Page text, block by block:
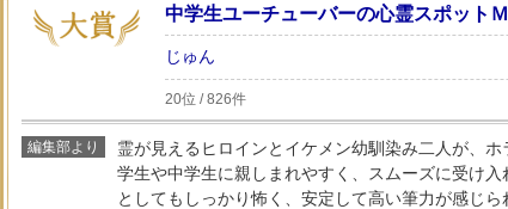
中学生ユーチューバーの心霊スポット
じゅん
20位 / 826件
編集部より
霊が見えるヒロインとイケメン幼馴染み二人が、
学生や中学生に親しまれやすく、スムーズに受け
としてもしっかり怖く、安定して高い筆力が感じ